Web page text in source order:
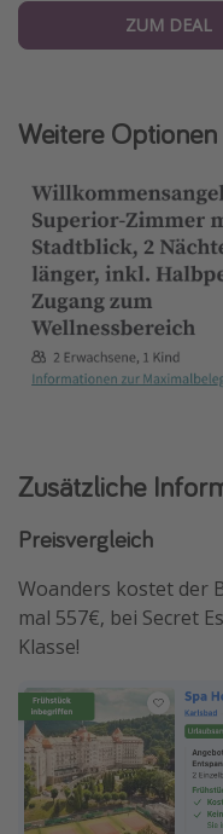
ZUM DEAL
Weitere Optionen
Zusätzliche
Preisvergleich
Woanders kostet der
mal 557€, bei Secret
Klasse!